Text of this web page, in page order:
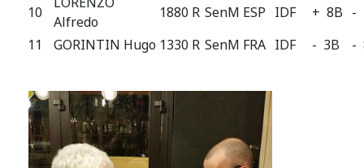
10
Alfredo
1880 R SenM ESP IDF + 8B -
11
GORINTIN Hugo 1330 R SenM FRA IDF - 3B -